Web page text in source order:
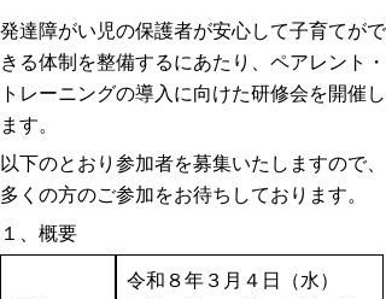
発達障がい児の保護者が安心して子育てがで
きる体制を整備するにあたり、ペアレント・
トレーニングの導入に向けた研修会を開催し
ます。
以下のとおり参加者を募集いたしますので、
多くの方のご参加をお待ちしております。
１、概要
令和８年３月４日（水）